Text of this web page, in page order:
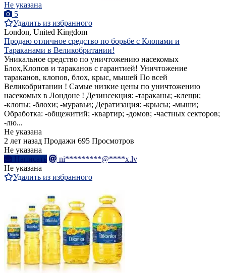
Не указана
5
Удалить из избранного
London, United Kingdom
Продаю отличное средство по борьбе с Клопами и
Тараканами в Великобритании!
Уникальное средство по уничтожению насекомых
Блох,Клопов и тараканов с гарантией! Уничтожение
тараканов, клопов, блох, крыс, мышей По всей
Великобритании ! Самые низкие цены по уничтожению
насекомых в Лондоне ! Дезинсекция: -тараканы; -клещи;
-клопы; -блохи; -муравьи; Дератизация: -крысы; -мыши;
Обработка: -общежитий; -квартир; -домов; -частных секторов;
-лю...
Не указана
2 лет назад Продажи 695 Просмотров
Не указана
Написать
ni*********@****x.lv
Не указана
Удалить из избранного